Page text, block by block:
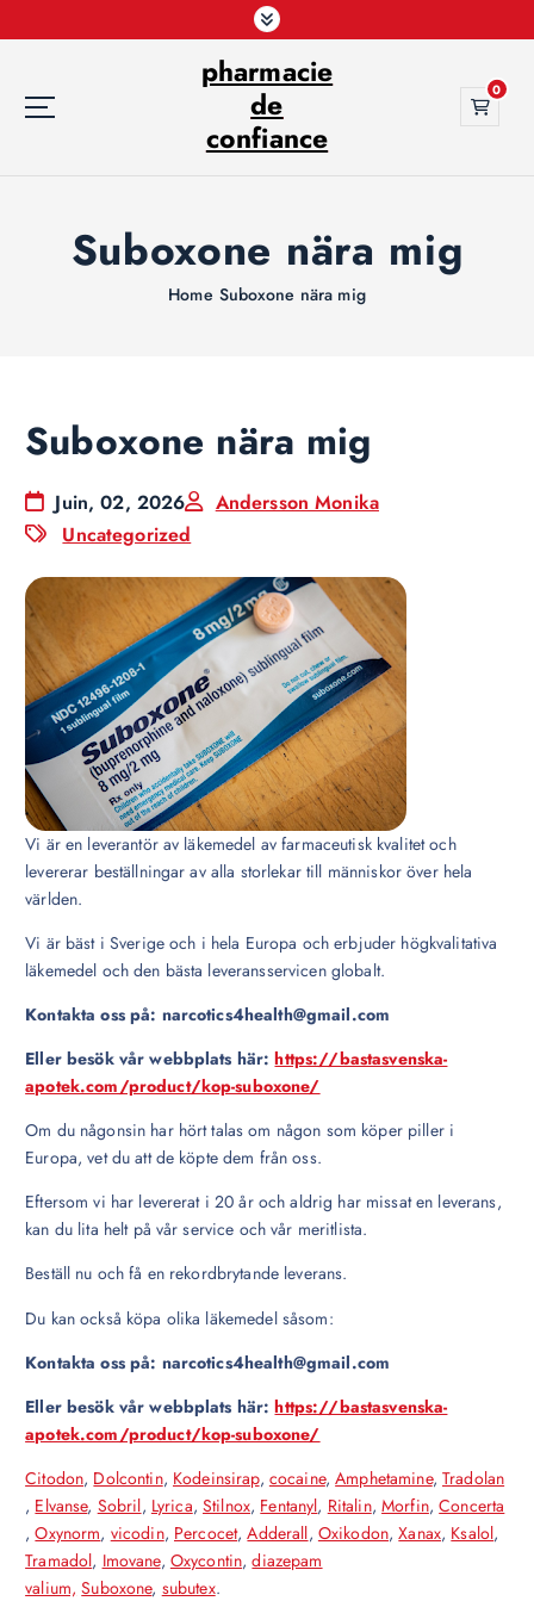
k
pharmacie
de
confiance
0
Suboxone nära mig
Home Suboxone nära mig
Suboxone nära mig
Juin, 02, 2026
Andersson Monika
Uncategorized
Vi är en leverantör av läkemedel av farmaceutisk kvalitet och
levererar beställningar av alla storlekar till människor över hela
världen.
Vi är bäst i Sverige och i hela Europa och erbjuder högkvalitativa
läkemedel och den bästa leveransservicen globalt.
Kontakta oss på: narcotics4health@gmail.com
Eller besök vår webbplats här:https://bastasvenska-
apotek.com/product/kop-suboxone/
Om du någonsin har hört talas om någon som köper piller i
Europa, vet du att de köpte dem från oss.
Eftersom vi har levererat i 20 år och aldrig har missat en leverans,
kan du lita helt på vår service och vår meritlista.
Beställ nu och få en rekordbrytande leverans.
Du kan också köpa olika läkemedel såsom:
Kontakta oss på: narcotics4health@gmail.com
Eller besök vår webbplats här:https://bastasvenska-
apotek.com/product/kop-suboxone/
Citodon, Dolcontin, Kodeinsirap, cocaine,Amphetamine, Tradolan
, Elvanse, Sobril, Lyrica,Stilnox, Fentanyl, Ritalin,Morfin,Concerta
,Oxynorm, vicodin, Percocet,Adderall, Oxikodon,Xanax, Ksalol,
Tramadol, Imovane, Oxycontin,diazepam
valium, Suboxone, subutex.